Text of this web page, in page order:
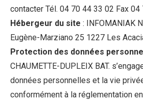
contacter Tél. 04 70 44 33 02 Fax
Hébergeur du site : INFOMANIAK
Eugène-Marziano 25 1227 Les
Protection des données
CHAUMETTE-DUPLEIX BAT.
données personnelles et la vie
conformément à la réglementation